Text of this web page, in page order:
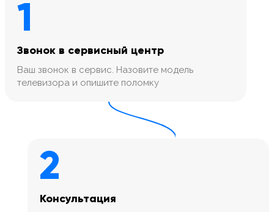
1
Звонок в сервисный центр
Ваш звонок в сервис. Назовите модель
телевизора и опишите поломку
2
Консультация